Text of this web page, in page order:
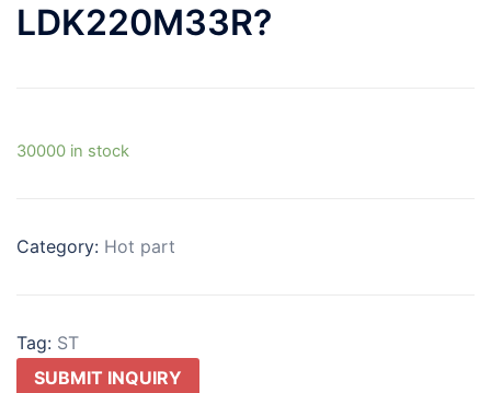
LDK220M33R?
30000 in stock
Category: Hot part
Tag: ST
SUBMIT INQUIRY